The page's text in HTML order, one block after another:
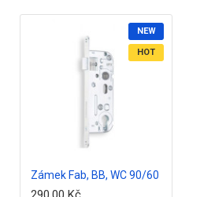
NEW
HOT
Zámek Fab, BB, WC 90/60